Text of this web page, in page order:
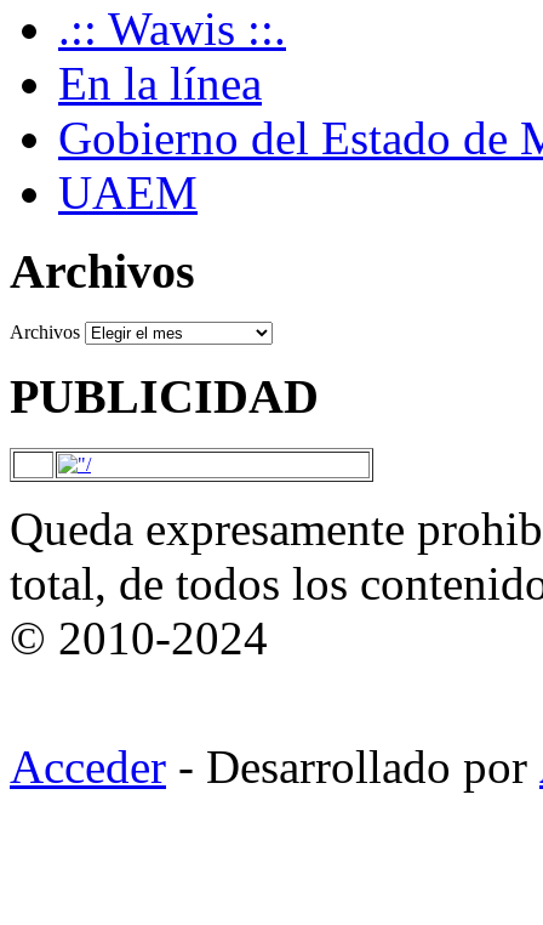
.:: Wawis ::.
En la línea
Gobierno del Estado de
UAEM
Archivos
Archivos
PUBLICIDAD
Queda expresamente
total, de todos los
© 2010-2024
Acceder - Desarrollado por